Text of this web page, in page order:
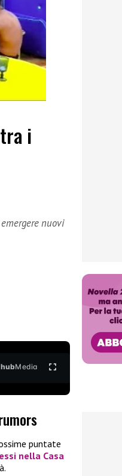
i
nuovi
hubMedia
puntate
nella Casa